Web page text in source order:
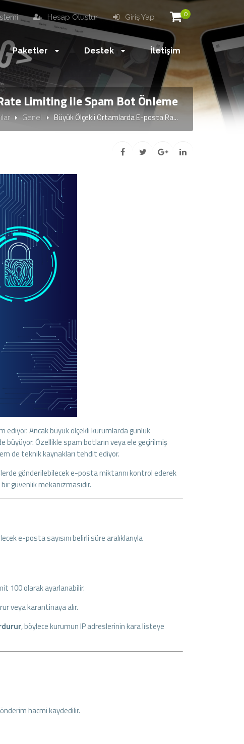
0
Giriş Yap
Hesap Oluştur
Paketler Destek İletişim
Limiting ile Spam Bot Önleme
Genel Büyük Ölçekli Ortamlarda E-posta Ra...
ediyor. Ancak büyük ölçekli kurumlarda günlük
büyüyor. Özellikle spam botların veya ele geçirilmiş
de teknik kaynakları tehdit ediyor.
gönderilebilecek e-posta miktarını kontrol ederek
güvenlik mekanizmasıdır.
e-posta sayısını belirli süre aralıklarıyla
100 olarak ayarlanabilir.
veya karantinaya alır.
, böylece kurumun IP adreslerinin kara listeye
hacmi kaydedilir.